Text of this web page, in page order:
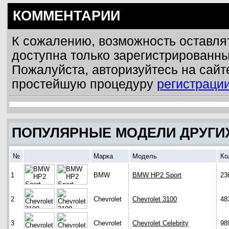
КОММЕНТАРИИ
К сожалению, возможность
доступна только
Пожалуйста, авторизуйтесь на
простейшую процедуру
ПОПУЛЯРНЫЕ МОДЕЛИ
№ Марка Модель
1 BMW BMW HP2 Sport
2 Chevrolet Chevrolet 3100
3 Chevrolet Chevrolet Celebrity